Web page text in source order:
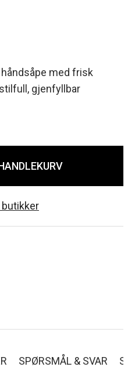
med frisk
gjenfyllbar
butikker
SPØRSMÅL & SVAR